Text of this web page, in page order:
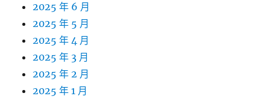
2025 年 6 月
2025 年 5 月
2025 年 4 月
2025 年 3 月
2025 年 2 月
2025 年 1 月